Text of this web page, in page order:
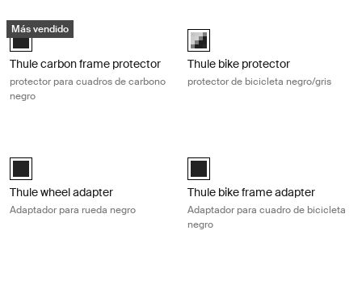
Thule carbon frame protector protector para cuadros de carbono
Más vendido
Thule carbon frame protector Negro (selected)
Thule carbon frame protector
protector para cuadros de carbono
negro
black/gray (selected)
Thule bike protector
protector de bicicleta negro/gris
Black (selected)
Thule wheel adapter
Adaptador para rueda negro
Black (selected)
Thule bike frame adapter
Adaptador para cuadro de bicicleta
negro